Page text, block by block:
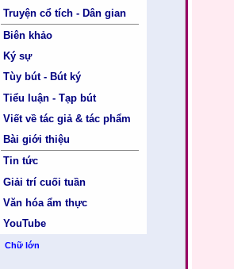
Truyện cổ tích - Dân gian
Biên khảo
Ký sự
Tùy bút - Bút ký
Tiểu luận - Tạp bút
Viết về tác giả & tác phẩm
Bài giới thiệu
Tin tức
Giải trí cuối tuần
Văn hóa ẩm thực
YouTube
Chữ lớn